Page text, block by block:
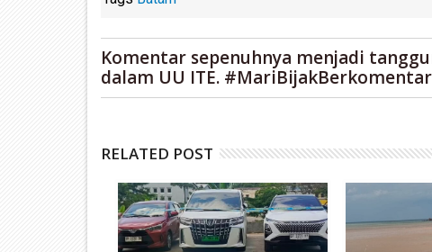
Komentar sepenuhnya menjadi
dalam UU ITE.
RELATED POST